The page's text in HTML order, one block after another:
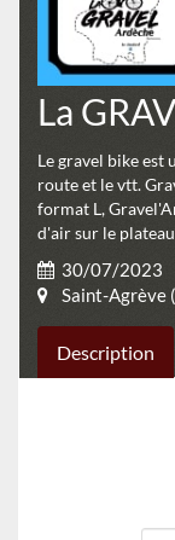
La
Le gravel bike est
route et le vtt.
format L,
d'air sur le
30/07/2023
Saint-Agrève
Description